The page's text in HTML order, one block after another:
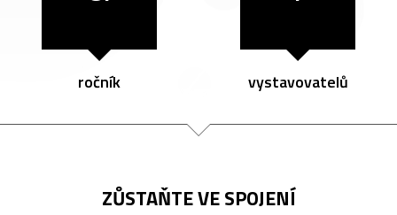
ročník vystavovatelů
ZŮSTAŇTE VE SPOJENÍ